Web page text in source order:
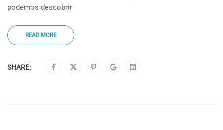
podemos descobrir
READ MORE
SHARE: